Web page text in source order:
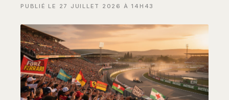
PUBLIÉ LE 27 JUILLET 2026 À 14H43